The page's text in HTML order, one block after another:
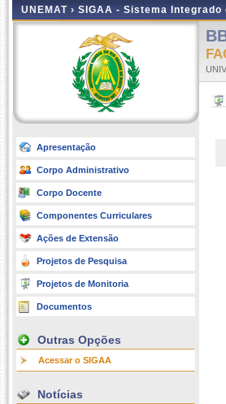
UNEMAT › SIGAA - Sistema
Apresentação
Corpo Administrativo
Corpo Docente
Componentes Curriculares
Ações de Extensão
Projetos de Pesquisa
Projetos de Monitoria
Documentos
Outras Opções
Acessar o SIGAA
Notícias